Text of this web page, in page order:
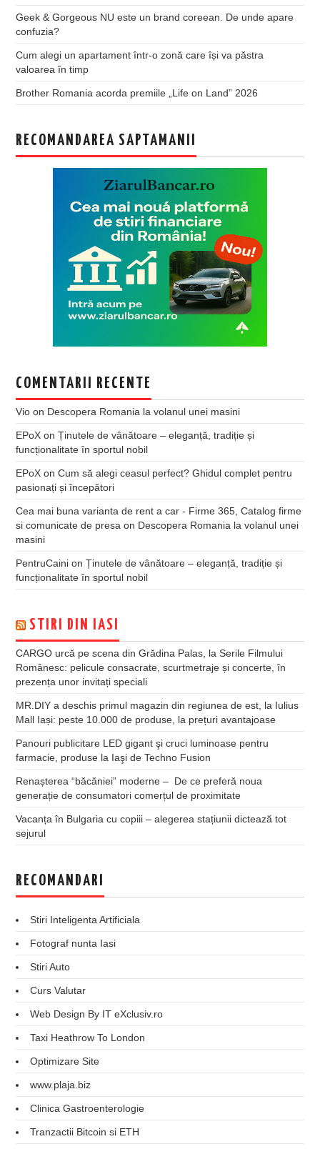
Geek & Gorgeous NU este un brand coreean. De unde apare
confuzia?
Cum alegi un apartament într-o zonă care își va păstra
valoarea în timp
Brother Romania acorda premiile „Life on Land” 2026
RECOMANDAREA SAPTAMANII
COMENTARII RECENTE
Vio on Descopera Romania la volanul unei masini
EPoX onȚinutele de vânătoare – eleganță, tradiție și
funcționalitate în sportul nobil
EPoX onCum să alegi ceasul perfect? Ghidul complet pentru
pasionați și începători
Cea mai buna varianta de rent a car - Firme 365, Catalog firme
si comunicate de presa on Descopera Romania la volanul unei
masini
PentruCaini onȚinutele de vânătoare – eleganță, tradiție și
funcționalitate în sportul nobil
STIRI DIN IASI
CARGO urcă pe scena din Grădina Palas, la Serile Filmului
Românesc: pelicule consacrate, scurtmetraje și concerte, în
prezența unor invitați speciali
MR.DIY a deschis primul magazin din regiunea de est, la Iulius
Mall Iași: peste 10.000 de produse, la prețuri avantajoase
Panouri publicitare LED gigant şi cruci luminoase pentru
farmacie, produse la Iaşi de Techno Fusion
Renașterea “băcăniei” moderne – De ce preferă noua
generație de consumatori comerțul de proximitate
Vacanța în Bulgaria cu copiii – alegerea stațiunii dictează tot
sejurul
RECOMANDARI
Stiri Inteligenta Artificiala
Fotograf nunta Iasi
Stiri Auto
Curs Valutar
Web Design By IT eXclusiv.ro
Taxi Heathrow To London
Optimizare Site
www.plaja.biz
Clinica Gastroenterologie
Tranzactii Bitcoin si ETH